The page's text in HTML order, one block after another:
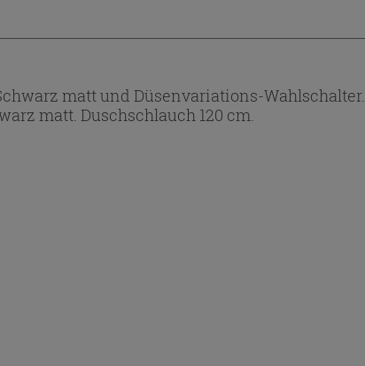
matt und Düsenvariations-Wahlschalter.
matt. Duschschlauch 120 cm.